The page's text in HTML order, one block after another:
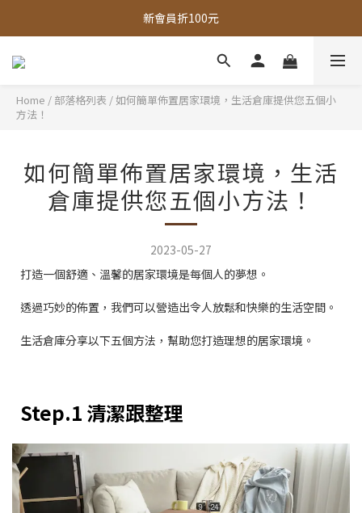
全館，滿888超取免運｜滿1500宅配免運
新會員折100元
全館現貨商品，3個工作天內出貨
Home / 部落格列表 /如何簡單佈置居家環境，生活倉庫提供您五個小
方法！
如何簡單佈置居家環境，生活
倉庫提供您五個小方法！
2023-05-27
打造一個舒適、溫馨的居家環境是每個人的夢想。
透過巧妙的佈置，我們可以營造出令人放鬆和快樂的生活空間。
生活倉庫分享以下五個方法，幫助您打造理想的居家環境。
Step.1 清潔跟整理